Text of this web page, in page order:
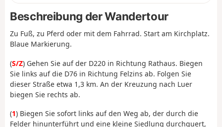
Beschreibung der Wandertour
Zu Fuß, zu Pferd oder mit dem Fahrrad. Start am Kirchplatz.
Blaue Markierung.
(S/Z) Gehen Sie auf der D220 in Richtung Rathaus. Biegen
Sie links auf die D76 in Richtung Felzins ab. Folgen Sie
dieser Straße etwa 1,3 km. An der Kreuzung nach Luer
biegen Sie rechts ab.
(1) Biegen Sie sofort links auf den Weg ab, der durch die
Felder hinunterführt und eine kleine Siedlung durchquert,